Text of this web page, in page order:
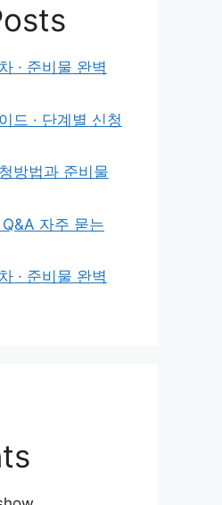
· 준비물 완벽
드 · 단계별 신청
방법과 준비물
자주 묻는
· 준비물 완벽